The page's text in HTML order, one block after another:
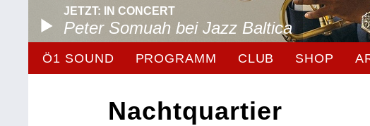
JETZT: IN CONCERT
Peter Somuah bei Jazz Baltica
Ö1 SOUND PROGRAMM CLUB SHOP
Nachtquartier